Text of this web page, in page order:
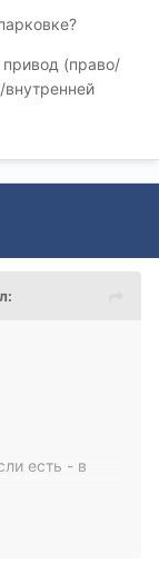
(право/
есть - в
парковке?